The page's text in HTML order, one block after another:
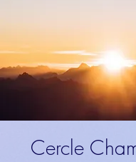
Cercle